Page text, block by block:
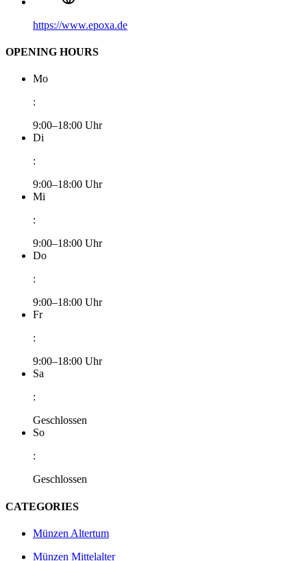
https://www.epoxa.de
OPENING HOURS
Mo
:
9:00–18:00 Uhr
Di
:
9:00–18:00 Uhr
Mi
:
9:00–18:00 Uhr
Do
:
9:00–18:00 Uhr
Fr
:
9:00–18:00 Uhr
Sa
:
Geschlossen
So
:
Geschlossen
CATEGORIES
Münzen Altertum
Münzen Mittelalter